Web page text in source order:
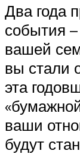
Два года
события
вашей
вы стали
эта
ваши
будут